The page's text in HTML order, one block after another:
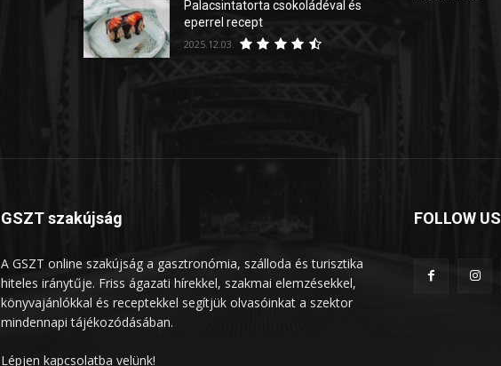
Palacsintatorta csokoládéval és
eperrel recept
2025.12.03.
GSZT szakújság
A GSZT online szakújság a gasztronómia, szálloda és turisztika
hiteles iránytűje. Friss ágazati hírekkel, szakmai elemzésekkel,
könyvajánlókkal és receptekkel segítjük olvasóinkat a szektor
mindennapi tájékozódásában.
Lépjen kapcsolatba velünk!
FOLLOW US